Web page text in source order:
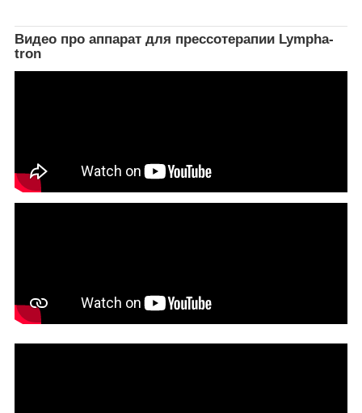
Видео про аппарат для прессотерапии Lympha-
tron